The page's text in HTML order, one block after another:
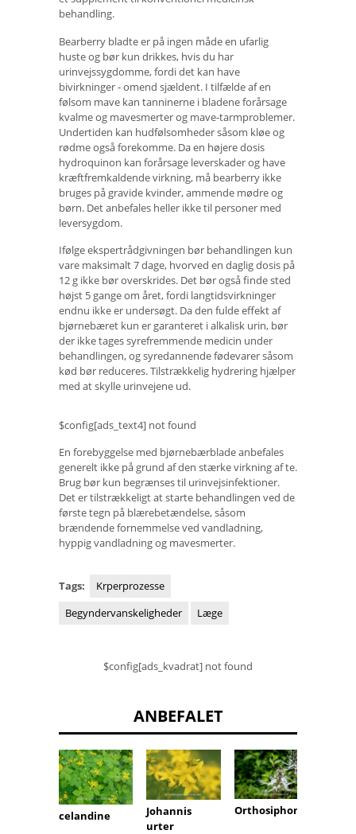
behandling.
Bearberry bladte er på ingen måde en ufarlig
huste og bør kun drikkes, hvis du har
urinvejssygdomme, fordi det kan have
bivirkninger - omend sjældent. I tilfælde af en
følsom mave kan tanninerne i bladene forårsage
kvalme og mavesmerter og mave-tarmproblemer.
Undertiden kan hudfølsomheder såsom kløe og
rødme også forekomme. Da en højere dosis
hydroquinon kan forårsage leverskader og have
kræftfremkaldende virkning, må bearberry ikke
bruges på gravide kvinder, ammende mødre og
børn. Det anbefales heller ikke til personer med
leversygdom.
Ifølge ekspertrådgivningen bør behandlingen kun
vare maksimalt 7 dage, hvorved en daglig dosis på
12 g ikke bør overskrides. Det bør også finde sted
højst 5 gange om året, fordi langtidsvirkninger
endnu ikke er undersøgt. Da den fulde effekt af
bjørnebæret kun er garanteret i alkalisk urin, bør
der ikke tages syrefremmende medicin under
behandlingen, og syredannende fødevarer såsom
kød bør reduceres. Tilstrækkelig hydrering hjælper
med at skylle urinvejene ud.
$config[ads_text4] not found
En forebyggelse med bjørnebærblade anbefales
generelt ikke på grund af den stærke virkning af te.
Brug bør kun begrænses til urinvejsinfektioner.
Det er tilstrækkeligt at starte behandlingen ved de
første tegn på blærebetændelse, såsom
brændende fornemmelse ved vandladning,
hyppig vandladning og mavesmerter.
Tags:
Krperprozesse
Begyndervanskeligheder
Læge
$config[ads_kvadrat] not found
ANBEFALET
celandine
Johannis
urter
Orthosiphon